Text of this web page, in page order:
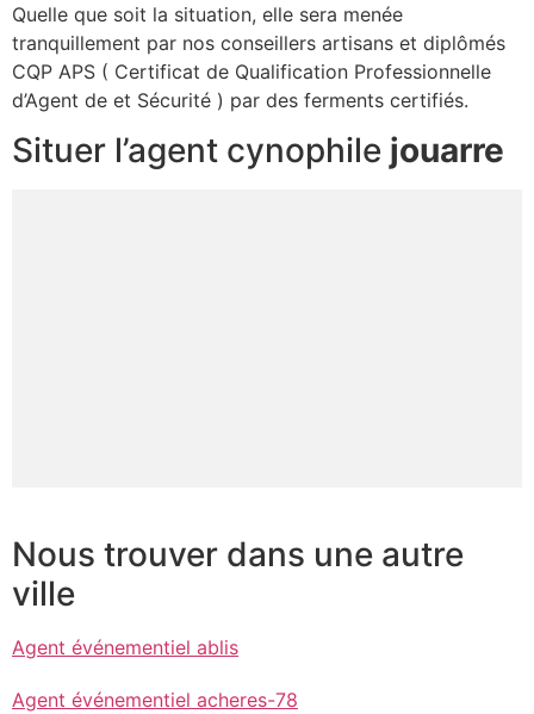
Quelle que soit la situation, elle sera menée
tranquillement par nos conseillers artisans et diplômés
CQP APS ( Certificat de Qualification Professionnelle
d’Agent de et Sécurité ) par des ferments certifiés.
Situer l’agent cynophile jouarre
Nous trouver dans une autre
ville
Agent événementiel ablis
Agent événementiel acheres-78